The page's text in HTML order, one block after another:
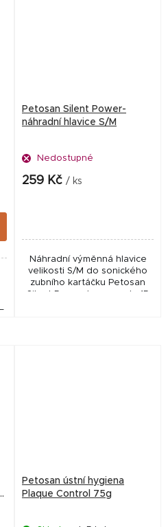
Petosan Silent Power-
náhradní hlavice S/M
Nedostupné
259 Kč / ks
Náhradní výměnná hlavice
velikosti S/M do sonického
zubního kartáčku Petosan
Petosan ústní hygiena
Plaque Control 75g